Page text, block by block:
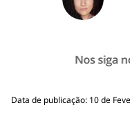
Data de publicação: 10 de